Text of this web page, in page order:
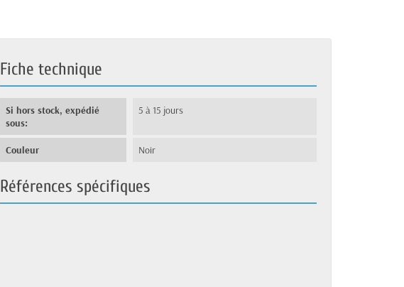
Fiche technique
Si hors stock, expédié
sous:
5 à 15 jours
Couleur Noir
Références spécifiques